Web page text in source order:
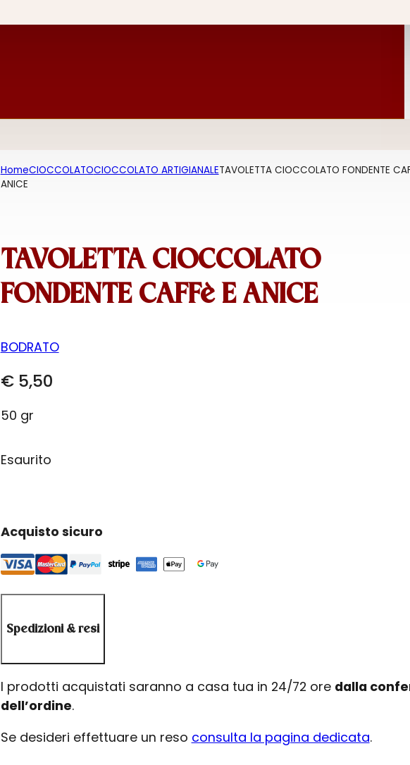
HomeCIOCCOLATOCIOCCOLATO ARTIGIANALETAVOLETTA CIOCCOLATO FONDENTE
ANICE
TAVOLETTA CIOCCOLATO
FONDENTE CAFFè E ANICE
BODRATO
€5,50
50 gr
Esaurito
Acquisto sicuro
Spedizioni & resi
I prodotti acquistati saranno a casa tua in 24/72 ore dalla
dell’ordine.
Se desideri effettuare un reso consulta la pagina dedicata.